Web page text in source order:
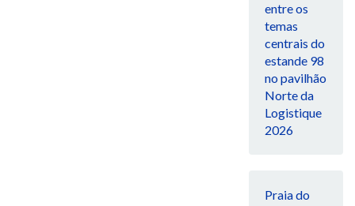
entre os
temas
centrais do
estande 98
no pavilhão
Norte da
Logistique
2026
Praia do